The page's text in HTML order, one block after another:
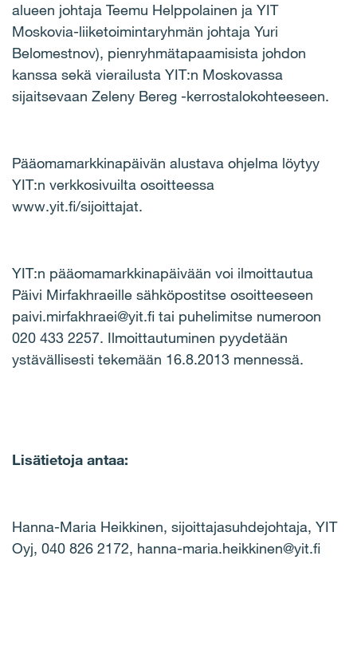
alueen johtaja Teemu Helppolainen ja YIT
Moskovia-liiketoimintaryhmän johtaja Yuri
Belomestnov), pienryhmätapaamisista johdon
kanssa sekä vierailusta YIT:n Moskovassa
sijaitsevaan Zeleny Bereg -kerrostalokohteeseen.
Pääomamarkkinapäivän alustava ohjelma löytyy
YIT:n verkkosivuilta osoitteessa
www.yit.fi/sijoittajat.
YIT:n pääomamarkkinapäivään voi ilmoittautua
Päivi Mirfakhraeille sähköpostitse osoitteeseen
paivi.mirfakhraei@yit.fi tai puhelimitse numeroon
020 433 2257. Ilmoittautuminen pyydetään
ystävällisesti tekemään 16.8.2013 mennessä.
Lisätietoja antaa:
Hanna-Maria Heikkinen, sijoittajasuhdejohtaja, YIT
Oyj, 040 826 2172, hanna-maria.heikkinen@yit.fi